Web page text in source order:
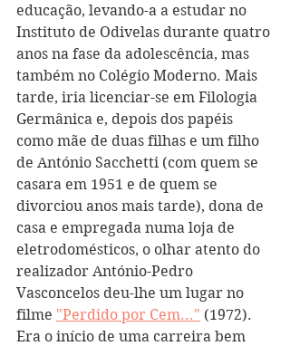
educação, levando-a a estudar no
Instituto de Odivelas durante quatro
anos na fase da adolescência, mas
também no Colégio Moderno. Mais
tarde, iria licenciar-se em Filologia
Germânica e, depois dos papéis
como mãe de duas filhas e um filho
de António Sacchetti (com quem se
casara em 1951 e de quem se
divorciou anos mais tarde), dona de
casa e empregada numa loja de
eletrodomésticos, o olhar atento do
realizador António-Pedro
Vasconcelos deu-lhe um lugar no
filme "Perdido por Cem..." (1972).
Era o início de uma carreira bem